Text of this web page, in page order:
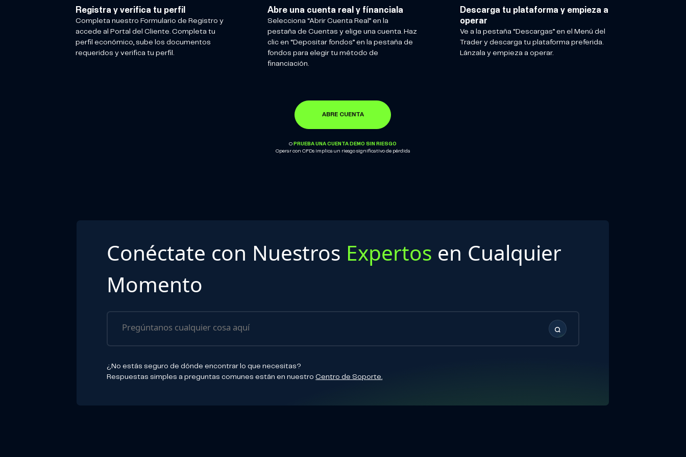
Registra y verifica tu perfil
Completa nuestro Formulario de Registro y
accede al Portal del Cliente. Completa tu
perfil económico, sube los documentos
requeridos y verifica tu perfil.
Abre una cuenta real y fínanciala
Selecciona “Abrir Cuenta Real” en la
pestaña de Cuentas y elige una cuenta. Haz
clic en “Depositar fondos” en la pestaña de
fondos para elegir tu método de
financiación.
Descarga tu plataforma y empieza a
operar
Ve a la pestaña “Descargas” en el Menú del
Trader y descarga tu plataforma preferida.
Lánzala y empieza a operar.
ABRE CUENTA
O PRUEBA UNA CUENTA DEMO SIN RIESGO
Operar con CFDs implica un riesgo significativo de pérdida
Conéctate con Nuestros Expertos en Cualquier
Momento
¿No estás seguro de dónde encontrar lo que necesitas?
Respuestas simples a preguntas comunes están en nuestroCentro de Soporte.